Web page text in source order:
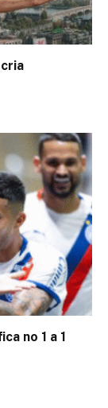
no 1 a 1